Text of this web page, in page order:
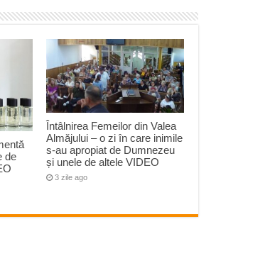
de
Întâlnirea Femeilor din Valea
Almăjului – o zi în care inimile
s-au apropiat de Dumnezeu
și unele de altele VIDEO
3 zile ago